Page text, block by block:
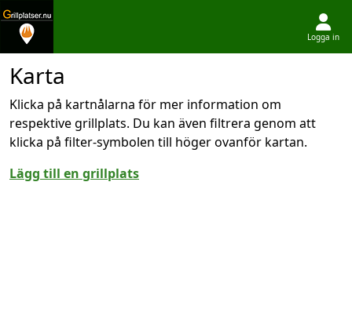
Logga in
Karta
Klicka på kartnålarna för mer information om
respektive grillplats. Du kan även filtrera genom att
klicka på filter-symbolen till höger ovanför kartan.
Lägg till en grillplats